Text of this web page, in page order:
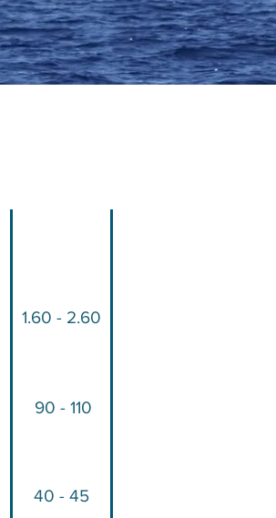
1.60 - 2.60
90 - 110
40 - 45